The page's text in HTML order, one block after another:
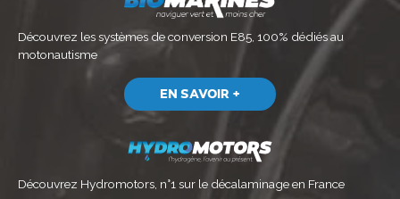
Découvrez les systèmes de conversion E85, 100% dédiés au
motonautisme
EN SAVOIR +
Découvrez Hydromotors, n°1 sur le décalaminageen France